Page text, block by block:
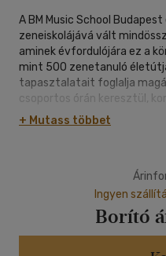
A BM Music School
zeneiskolájává vált
aminek évfordulójára ez a
mint 500 zenetanuló
tapasztalatait foglalja
csoportos órán keresztül,
függetlenül. A szerző saját
nyújt az olvasóknak, hogy a
azon profi zenészek
szeretnének lépni
+ Mutass többet
Ingyen
Borító